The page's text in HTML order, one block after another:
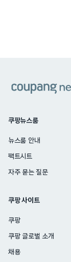
쿠팡뉴스룸
뉴스룸 안내
팩트시트
자주 묻는 질문
쿠팡 사이트
쿠팡
쿠팡 글로벌 소개
채용